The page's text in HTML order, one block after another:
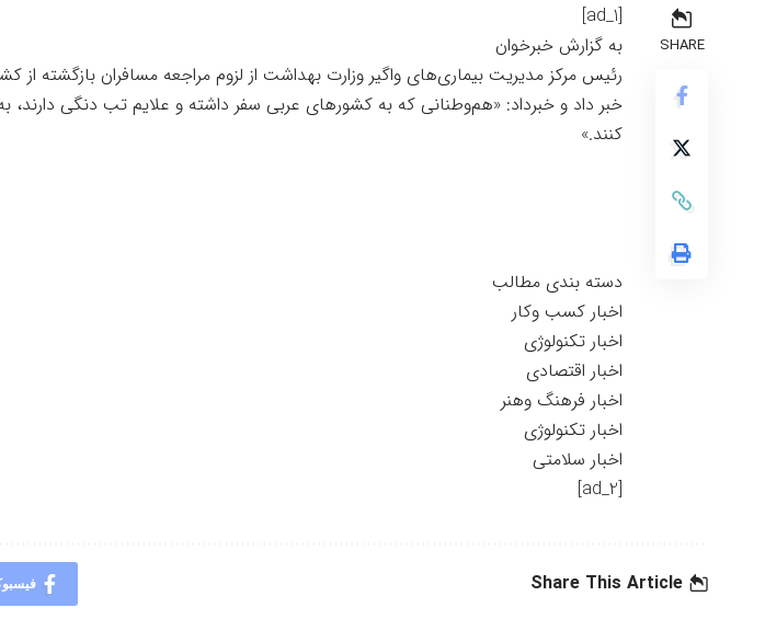
SHARE
[ad_1]
به گزارش خبرخوان
رئیس مرکز مدیریت بیماری‌های واگیر وزارت بهداشت از لزوم مراجعه مسافران بازگشته از
خبر داد و خبرداد: «هم‌وطنانی که به کشورهای عربی سفر داشته و علایم تب دنگی دارند،
کنند.»
دسته بندی مطالب
اخبار کسب وکار
اخبار تکنولوژی
اخبار اقتصادی
اخبار فرهنگ وهنر
اخبار تکنولوژی
اخبار سلامتی
[ad_2]
Share This Article